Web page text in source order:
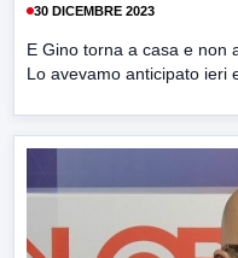
30 DICEMBRE 2023
E Gino torna a casa e non
Lo avevamo anticipato ieri e